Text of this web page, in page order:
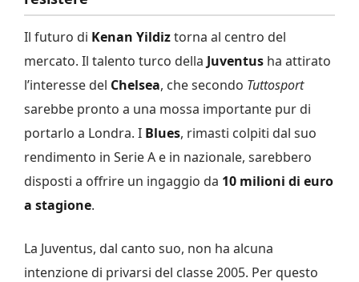
Il futuro di Kenan Yildiztorna al centro del
mercato. Il talento turco della Juventus ha attirato
l’interesse del Chelsea, che secondo Tuttosport
sarebbe pronto a una mossa importante pur di
portarlo a Londra. I Blues, rimasti colpiti dal suo
rendimento in Serie A e in nazionale, sarebbero
disposti a offrire un ingaggio da 10 milioni di euro
a stagione.
La Juventus, dal canto suo, non ha alcuna
intenzione di privarsi del classe 2005. Per questo